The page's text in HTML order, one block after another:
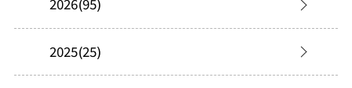
2026(95)
2025(25)